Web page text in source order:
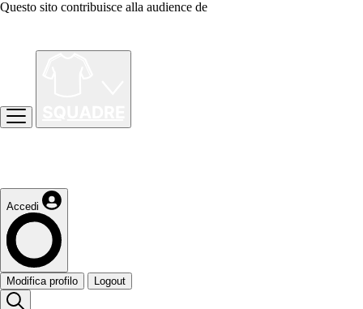
Questo sito contribuisce alla audience de
Accedi
Modifica profilo Logout